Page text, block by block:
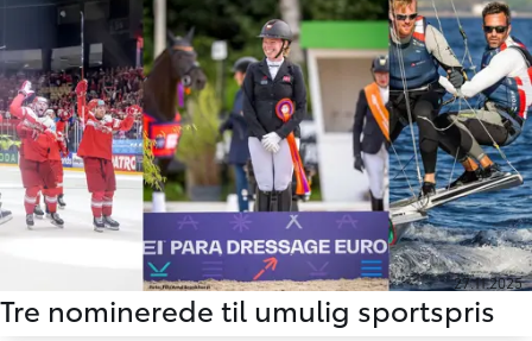
27.11.2025
Tre nominerede til umulig sportspris